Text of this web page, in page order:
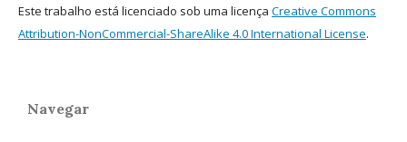
Este trabalho está licenciado sob uma licença Creative Commons
Attribution-NonCommercial-ShareAlike 4.0 International License.
Navegar